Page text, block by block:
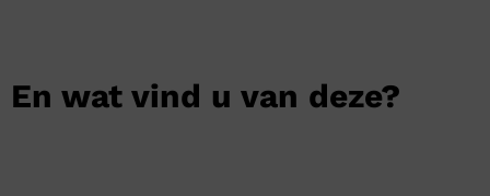
En wat vind u van deze?